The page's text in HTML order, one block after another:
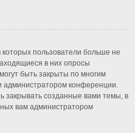
пользователи больше не
в них опросы
быть закрыты по многим
конференции.
закрывать созданные вами темы, в
вам администратором